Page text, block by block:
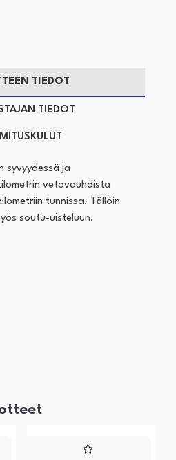
TIEDOT
TIEDOT
syvyydessä ja
vetovauhdista
tunnissa. Tällöin
soutu-uisteluun.